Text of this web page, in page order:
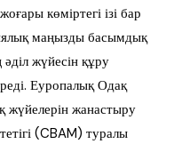
көміртегі ізі бар
маңызды басымдық
жүйесін құру
Еуропалық Одақ
жүйелерін жанастыру
(CBAM) туралы